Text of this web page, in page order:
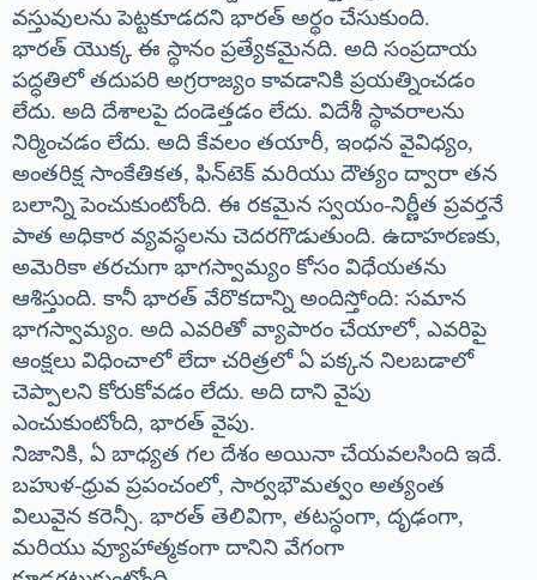
వస్తువులను పెట్టకూడదని భారత్ అర్థం చేసుకుంది.
భారత్ యొక్క ఈ స్థానం ప్రత్యేకమైనది. అది సంప్రదాయ
పద్ధతిలో తదుపరి అగ్రరాజ్యం కావడానికి ప్రయత్నించడం
లేదు. అది దేశాలపై దండెత్తడం లేదు. విదేశీ స్థావరాలను
నిర్మించడం లేదు. అది కేవలం తయారీ, ఇంధన వైవిధ్యం,
అంతరిక్ష సాంకేతికత, ఫిన్‌టెక్ మరియు దౌత్యం ద్వారా తన
బలాన్ని పెంచుకుంటోంది. ఈ రకమైన స్వయం-నిర్ణీత ప్రవర్తనే
పాత అధికార వ్యవస్థలను చెదరగొడుతుంది. ఉదాహరణకు,
అమెరికా తరచుగా భాగస్వామ్యం కోసం విధేయతను
ఆశిస్తుంది. కానీ భారత్ వేరొకదాన్ని అందిస్తోంది: సమాన
భాగస్వామ్యం. అది ఎవరితో వ్యాపారం చేయాలో, ఎవరిపై
ఆంక్షలు విధించాలో లేదా చరిత్రలో ఏ పక్కన నిలబడాలో
చెప్పాలని కోరుకోవడం లేదు. అది దాని వైపు
ఎంచుకుంటోంది, భారత్ వైపు.
నిజానికి, ఏ బాధ్యత గల దేశం అయినా చేయవలసింది ఇదే.
బహుళ-ధ్రువ ప్రపంచంలో, సార్వభౌమత్వం అత్యంత
విలువైన కరెన్సీ. భారత్ తెలివిగా, తటస్థంగా, దృఢంగా,
మరియు వ్యూహాత్మకంగా దానిని వేగంగా